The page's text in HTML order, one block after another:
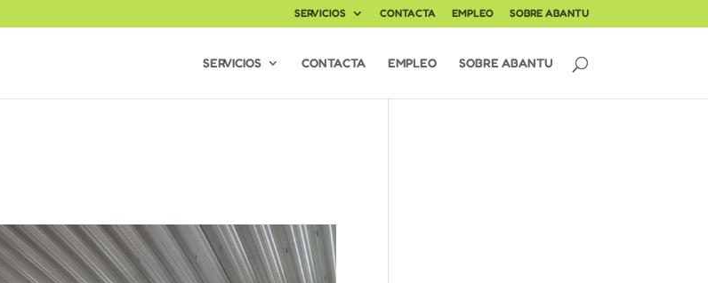
SERVICIOS CONTACTA EMPLEO SOBRE ABANTU
SERVICIOS CONTACTA EMPLEO SOBRE ABANTU